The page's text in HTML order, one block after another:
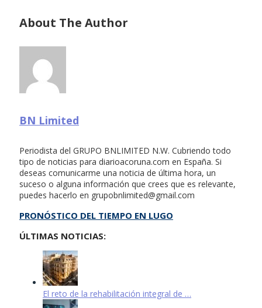
About The Author
BN Limited
Periodista del GRUPO BNLIMITED N.W. Cubriendo todo
tipo de noticias para diarioacoruna.com en España. Si
deseas comunicarme una noticia de última hora, un
suceso o alguna información que crees que es relevante,
puedes hacerlo en grupobnlimited@gmail.com
PRONÓSTICO DEL TIEMPO EN LUGO
ÚLTIMAS NOTICIAS:
El reto de la rehabilitación integral de …